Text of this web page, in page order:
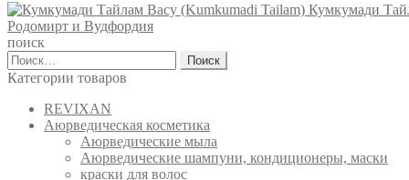
Кумкумади
Родомирт и Вудфордия
поиск
Найти:
Категории товаров
REVIXAN
Аюрведическая косметика
Аюрведические мыла
Аюрведические шампуни, кондиционеры, маски
краски для волос